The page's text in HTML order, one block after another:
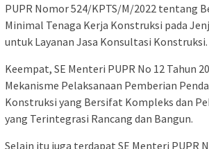
PUPR Nomor 524/KPTS/M/2022 tentang
Minimal Tenaga Kerja Konstruksi pada
untuk Layanan Jasa Konsultasi Konstruksi.
Keempat, SE Menteri PUPR No 12 Tahun
Mekanisme Pelaksanaan Pemberian
Konstruksi yang Bersifat Kompleks dan
yang Terintegrasi Rancang dan Bangun.
Selain itu juga terdapat SE Menteri PUPR